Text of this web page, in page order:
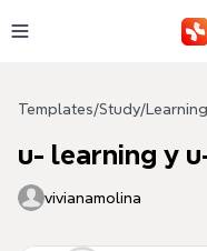
Templates/Study/
u- learning y
vivianamolina